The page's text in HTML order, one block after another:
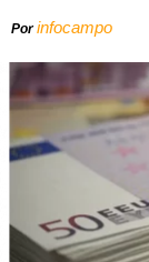
Porinfocampo